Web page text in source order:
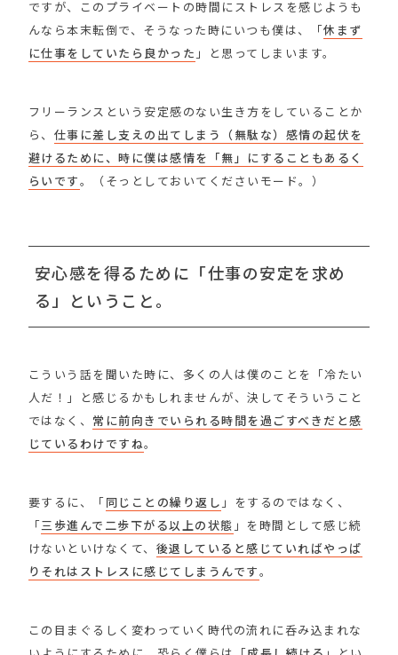
ですが、このプライベートの時間にストレスを感じようも
んなら本末転倒で、そうなった時にいつも僕は、「休まず
に仕事をしていたら良かった 」と思ってしまいます。
フリーランスという安定感のない生き方をしていることか
ら、 仕事に差し支えの出てしまう（無駄な）感情の起伏を
避けるために、時に僕は感情を「無」にすることもあるく
らいです。（そっとしておいてくださいモード。）
安心感を得るために「仕事の安定を求め
る」ということ。
こういう話を聞いた時に、多くの人は僕のことを「冷たい
人だ！」と感じるかもしれませんが、決してそういうこと
ではなく、 常に前向きでいられる時間を過ごすべきだと感
じているわけですね。
要するに、「同じことの繰り返し 」をするのではなく、
「三歩進んで二歩下がる以上の状態 」を時間として感じ続
けないといけなくて、 後退していると感じていればやっぱ
りそれはストレスに感じてしまうんです。
この目まぐるしく変わっていく時代の流れに呑み込まれな